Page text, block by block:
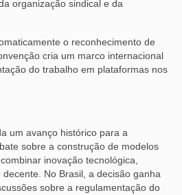
organização sindical e da
o reconhecimento de
cria um marco internacional
do trabalho em plataformas nos
um avanço histórico para a
sobre a construção de modelos
inovação tecnológica,
No Brasil, a decisão ganha
sobre a regulamentação do